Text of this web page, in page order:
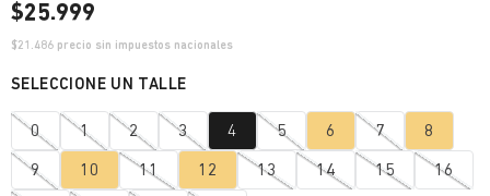
$25.999
$21.486 precio sin impuestos nacionales
0 1 2 3 4 5 6 7 8
9 10 11 12 13 14 15 16